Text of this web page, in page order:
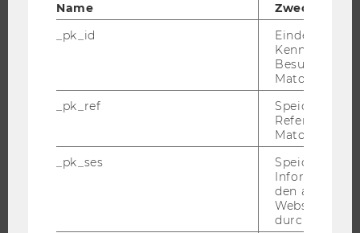
WIRTSCHAFT UND GESELLSCHAFT
EVENTS ARCHIV
Name
Zweck
_pk_id
Eindeutige
Besuchers
Matomo.
_pk_ref
Speicherung
Referrers
Matomo.
_pk_ses
Speicherung
den aktuellen
durch